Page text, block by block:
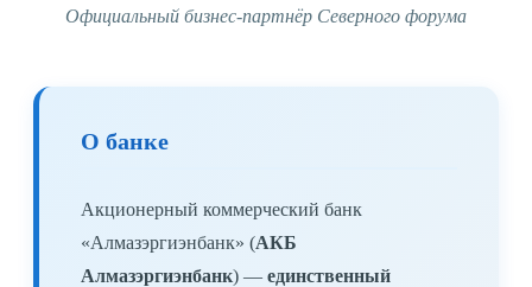
Официальный бизнес-партнёр Северного форума
О банке
Акционерный коммерческий банк
«Алмазэргиэнбанк» (АКБ
Алмазэргиэнбанк) — единственный